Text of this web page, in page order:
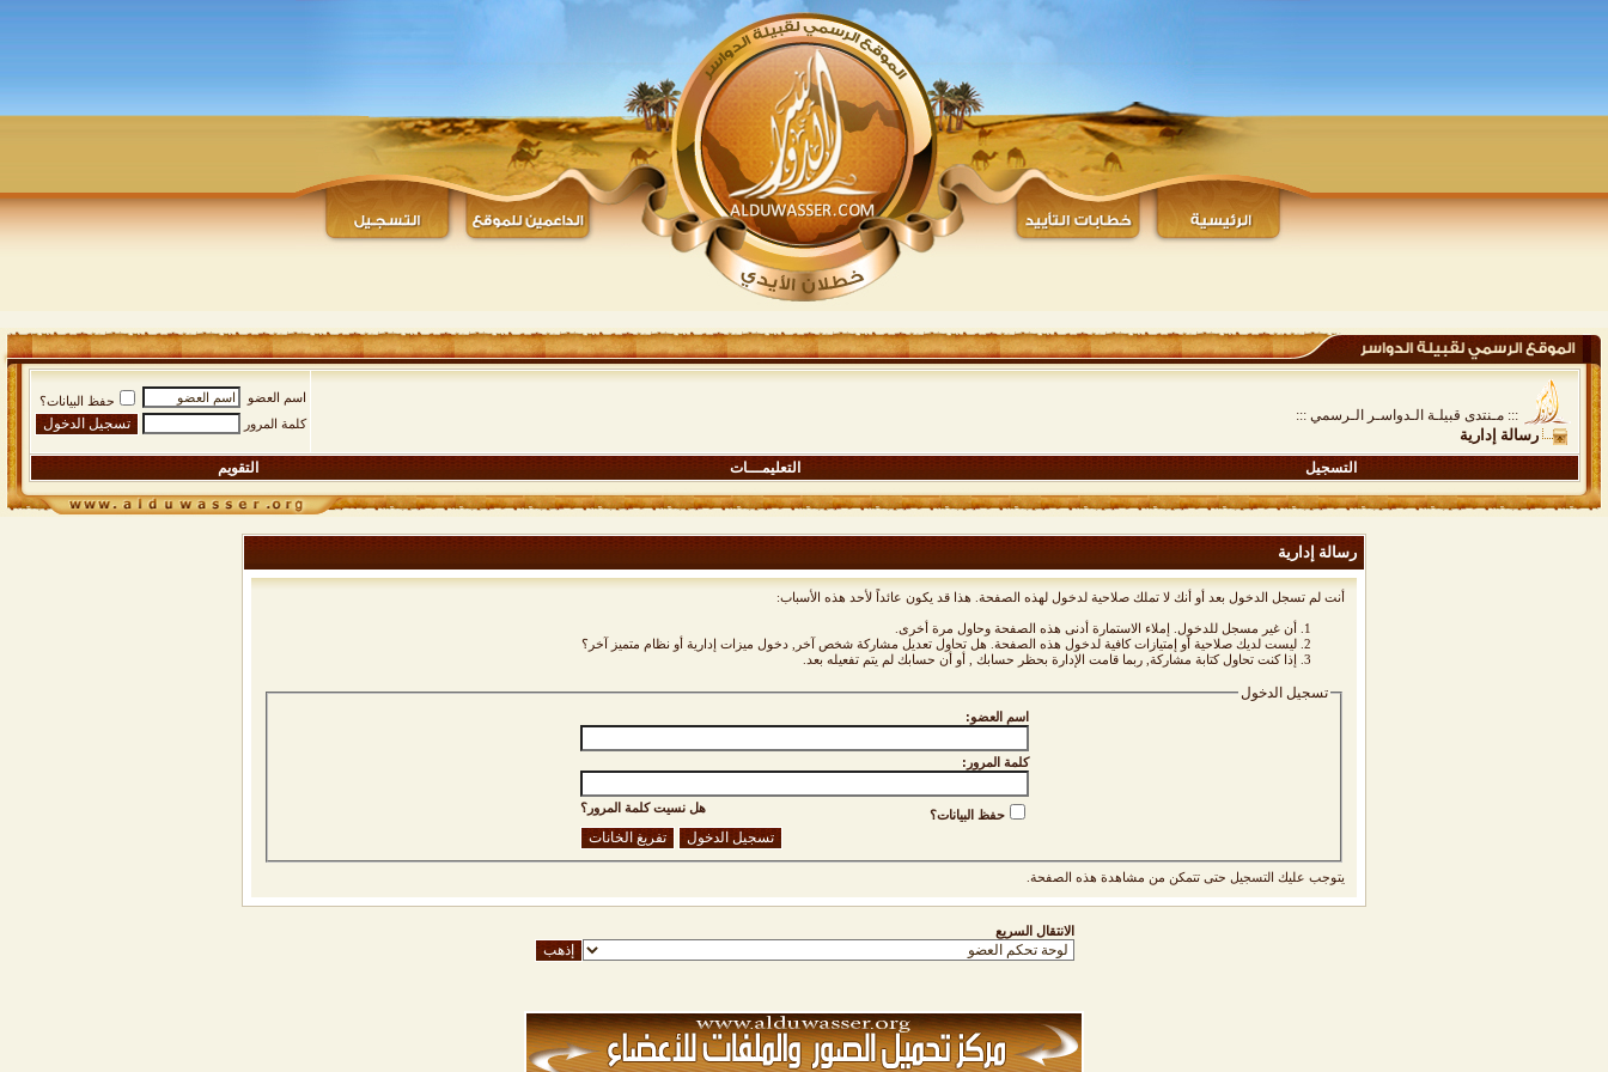
::: مـنتدى قبيلـة الـدواسـر الـرسمي :::
رسالة إدارية
اسم العضو
حفظ البيانات؟
كلمة المرور
التسجيل التعليمـــات التقويم
رسالة إدارية
أنت لم تسجل الدخول بعد أو أنك لا تملك صلاحية لدخول لهذه الصفحة. هذا قد يكون عائداً لأحد هذه الأسباب:
أن غير مسجل للدخول. إملاء الاستمارة أدنى هذه الصفحة وحاول مرة أخرى.
ليست لديك صلاحية أو إمتيازات كافية لدخول هذه الصفحة. هل تحاول تعديل مشاركة شخص آخر, دخول ميزات إدارية أو نظام متميز آخر؟
إذا كنت تحاول كتابة مشاركة, ربما قامت الإدارة بحظر حسابك , أو أن حسابك لم يتم تفعيله بعد.
تسجيل الدخول
اسم العضو:
كلمة المرور:
هل نسيت كلمة المرور؟ حفظ البيانات؟
يتوجب عليك التسجيل حتى تتمكن من مشاهدة هذه الصفحة.
الانتقال السريع